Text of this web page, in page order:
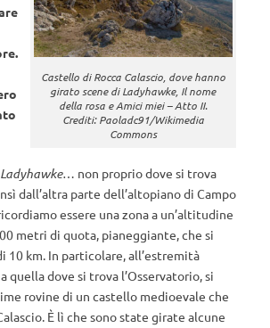
Castello di Rocca Calascio, dove hanno
girato scene diLadyhawke, Il nome
della rosaeAmici miei – Atto II.
Crediti: Paoladc91/Wikimedia
Commons
Ladyhawke… non proprio dove si trova
dall’altra parte dell’altopiano di Campo
essere una zona a un’altitudine
metri di quota, pianeggiante, che si
10 km. In particolare, all’estremità
quella dove si trova l’Osservatorio, si
rovine di un castello medioevale che
È lì che sono state girate alcune